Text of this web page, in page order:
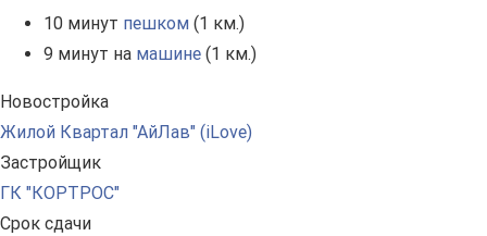
10 минут пешком (1 км.)
9 минут на машине (1 км.)
Новостройка
Жилой Квартал "АйЛав" (iLove)
Застройщик
ГК "КОРТРОС"
Срок сдачи